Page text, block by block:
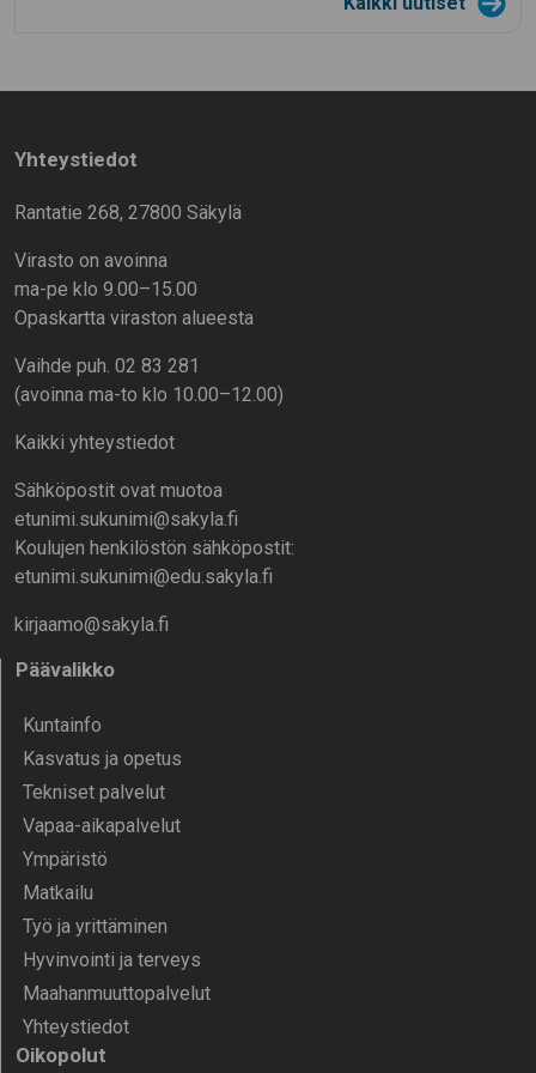
Yhteystiedot
Rantatie 268, 27800 Säkylä
Virasto on avoinna
ma-pe klo 9.00–15.00
Opaskartta viraston alueesta
Vaihde puh. 02 83 281
(avoinna ma-to klo 10.00–12.00)
Kaikki yhteystiedot
Sähköpostit ovat muotoa
etunimi.sukunimi@sakyla.fi
Koulujen henkilöstön sähköpostit:
etunimi.sukunimi@edu.sakyla.fi
kirjaamo@sakyla.fi
Päävalikko
Kunta­info
Kasvatus ja opetus
Tekniset palvelut
Vapaa-aika­palvelut
Ympä­ristö
Mat­kailu
Työ ja yrittä­minen
Hyvinvointi ja terveys
Maahanmuuttopalvelut
Yhteystiedot
Oikopolut